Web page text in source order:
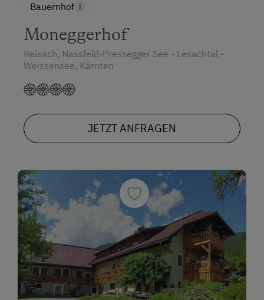
Bauernhof
Moneggerhof
Reisach, Nassfeld-Pressegger See - Lesachtal -
Weissensee, Kärnten
JETZT ANFRAGEN